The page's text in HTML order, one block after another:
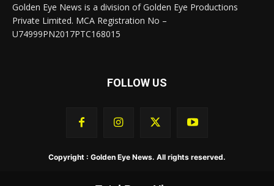
Golden Eye News is a division of Golden Eye Productions
Private Limited. MCA Registration No –
U74999PN2017PTC168015
FOLLOW US
Copyright : Golden Eye News. All rights reserved.